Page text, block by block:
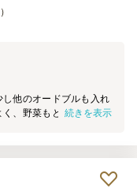
他のオードブルも入れ
、野菜もとれるし、脂
続きを表示